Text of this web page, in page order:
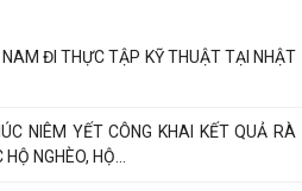
ĐI THỰC TẬP KỸ THUẬT TẠI NHẬT
NIÊM YẾT CÔNG KHAI KẾT QUẢ RÀ
NGHÈO, HỘ...